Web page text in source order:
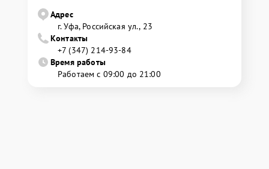
Адрес
г. Уфа, Российская ул., 23
Контакты
+7 (347) 214-93-84
Время работы
Работаем с 09:00 до 21:00